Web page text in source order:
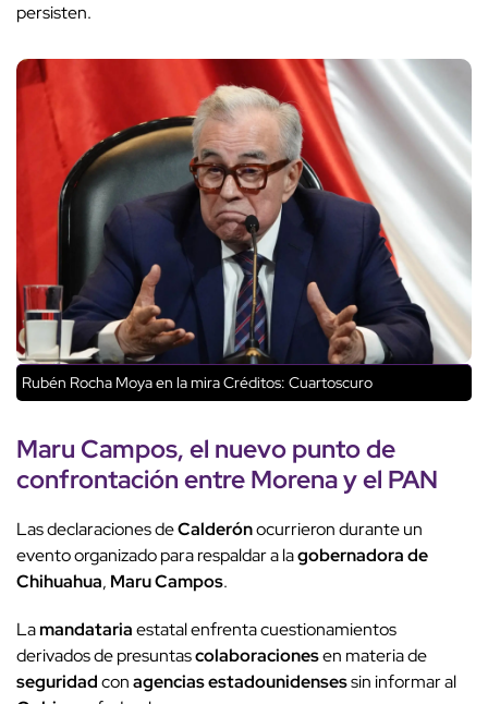
persisten.
Rubén Rocha Moya en la miraCréditos: Cuartoscuro
Maru Campos, el nuevo punto de
confrontación entreMorenay el PAN
Las declaraciones deCalderónocurrieron durante un
evento organizado para respaldar a lagobernadora de
Chihuahua, Maru Campos.
Lamandatariaestatal enfrenta cuestionamientos
derivados de presuntascolaboracionesen materia de
seguridadconagencias estadounidensessin informar al